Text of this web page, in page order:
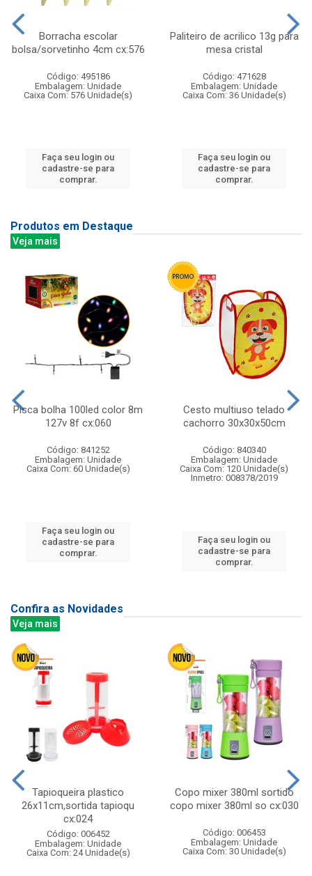
Borracha escolar
bolsa/sorvetinho 4cm cx:576
Código: 495186
Embalagem: Unidade
Caixa Com: 576 Unidade(s)
Faça seu login ou
cadastre-se para
comprar.
Paliteiro de acrilico 13g para
mesa cristal
Código: 471628
Embalagem: Unidade
Caixa Com: 36 Unidade(s)
Faça seu login ou
cadastre-se para
comprar.
Produtos em Destaque
Veja mais
Pisca bolha 100led color 8m
127v 8f cx:060
Código: 841252
Embalagem: Unidade
Caixa Com: 60 Unidade(s)
Faça seu login ou
cadastre-se para
comprar.
Cesto multiuso telado
cachorro 30x30x50cm
Código: 840340
Embalagem: Unidade
Caixa Com: 120 Unidade(s)
Inmetro: 008378/2019
Faça seu login ou
cadastre-se para
comprar.
Confira as Novidades
Veja mais
Tapioqueira plastico
26x11cm,sortida tapioqu
cx:024
Código: 006452
Embalagem: Unidade
Caixa Com: 24 Unidade(s)
Copo mixer 380ml sortido
copo mixer 380ml so cx:030
Código: 006453
Embalagem: Unidade
Caixa Com: 30 Unidade(s)